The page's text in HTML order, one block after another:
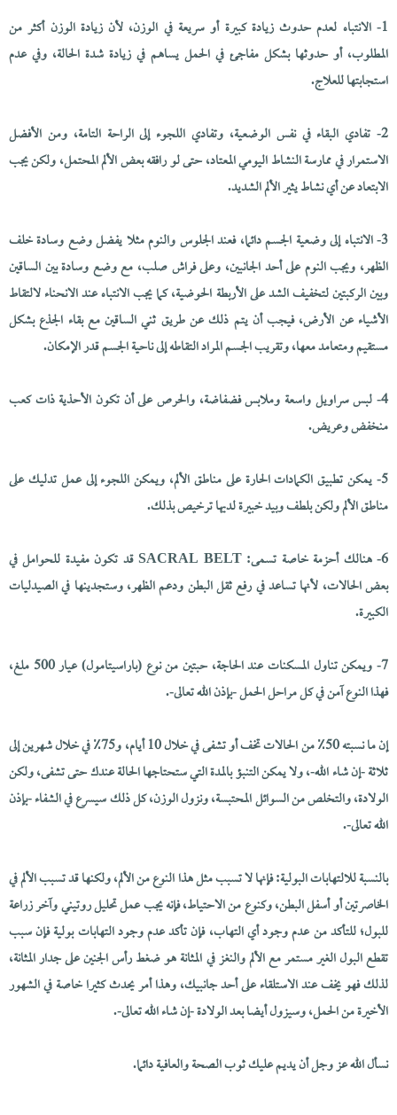
1- الانتباه لعدم حدوث زيادة كبيرة أو سريعة في الوزن، لأن زيادة الوزن أكثر من
المطلوب، أو حدوثها بشكل مفاجئ في الحمل يساهم في زيادة شدة الحالة، وفي عدم
استجابتها للعلاج.
2- تفادي البقاء في نفس الوضعية، وتفادي اللجوء إلى الراحة التامة، ومن الأفضل
الاستمرار في ممارسة النشاط اليومي المعتاد، حتى لو رافقه بعض الألم المحتمل، ولكن يجب
الابتعاد عن أي نشاط يثير الألم الشديد.
3- الانتباه إلى وضعية الجسم دائما، فعند الجلوس والنوم مثلا يفضل وضع وسادة خلف
الظهر، ويجب النوم على أحد الجانبين، وعلى فراش صلب، مع وضع وسادة بين الساقين
وبين الركبتين لتخفيف الشد على الأربطة الحوضية، كما يجب الانتباه عند الانحناء لالتقاط
الأشياء عن الأرض، فيجب أن يتم ذلك عن طريق ثني الساقين مع بقاء الجذع بشكل
مستقيم ومتعامد معها، وتقريب الجسم المراد التقاطه إلى ناحية الجسم قدر الإمكان.
4- لبس سراويل واسعة وملابس فضفاضة، والحرص على أن تكون الأحذية ذات كعب
منخفض وعريض.
5- يمكن تطبيق الكمادات الحارة على مناطق الألم، ويمكن اللجوء إلى عمل تدليك على
مناطق الألم ولكن بلطف وبيد خبيرة لديها ترخيص بذلك.
6- هنالك أحزمة خاصة تسمى: SACRAL BELT قد تكون مفيدة للحوامل في
بعض الحالات، لأنها تساعد في رفع ثقل البطن ودعم الظهر، وستجدينها في الصيدليات
الكبيرة.
7- ويمكن تناول المسكنات عند الحاجة، حبتين من نوع (باراسيتامول) عيار 500 ملغ،
فهذا النوع آمن في كل مراحل الحمل -بإذن الله تعالى-.
إن ما نسبته 50٪ من الحالات تخف أو تشفى في خلال 10 أيام، و75٪ في خلال شهرين إلى
ثلاثة -إن شاء الله-، ولا يمكن التنبؤ بالمدة التي ستحتاجها الحالة عندك حتى تشفى، ولكن
الولادة، والتخلص من السوائل المحتبسة، ونزول الوزن، كل ذلك سيسرع في الشفاء -بإذن
الله تعالى-.
بالنسبة للالتهابات البولية: فإنها لا تسبب مثل هذا النوع من الألم، ولكنها قد تسبب الألم في
الخاصرتين أو أسفل البطن، وكنوع من الاحتياط، فإنه يجب عمل تحليل روتيني وآخر زراعة
للبول؛ للتأكد من عدم وجود أي التهاب، فإن تأكد عدم وجود التهابات بولية فإن سبب
تقطع البول الغير مستمر مع الألم والنغز في المثانة هو ضغط رأس الجنين على جدار المثانة،
لذلك فهو يخف عند الاستلقاء على أحد جانبيك، وهذا أمر يحدث كثيرا خاصة في الشهور
الأخيرة من الحمل، وسيزول أيضا بعد الولادة -إن شاء الله تعالى-.
نسأل الله عز وجل أن يديم عليك ثوب الصحة والعافية دائما.